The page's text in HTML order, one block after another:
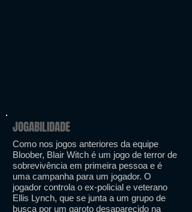
JOGABILIDADE
Como nos jogos anteriores da equipe
Bloober, Blair Witch é um jogo de terror de
sobrevivência em primeira pessoa e é
uma campanha para um jogador. O
jogador controla o ex-policial e veterano
Ellis Lynch, que se junta a um grupo de
busca por um garoto desaparecido na